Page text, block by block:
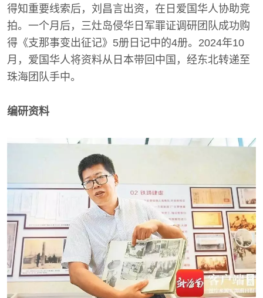
得知重要线索后，刘昌言出资，在日爱国华人协助竞
拍。一个月后，三灶岛侵华日军罪证调研团队成功购
得《支那事变出征记》5册日记中的4册。2024年10
月，爱国华人将资料从日本带回中国，经东北转递至
珠海团队手中。
编研资料